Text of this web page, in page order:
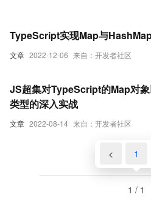
文章 2022-12-06 来自：开发者社区
TypeScript实现Map与
文章 2022-08-14 来自：开发者社区
JS超集对TypeScript的Map对
类型的深入实战
< 1
1 / 1